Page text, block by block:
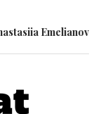
Emelianova’nın